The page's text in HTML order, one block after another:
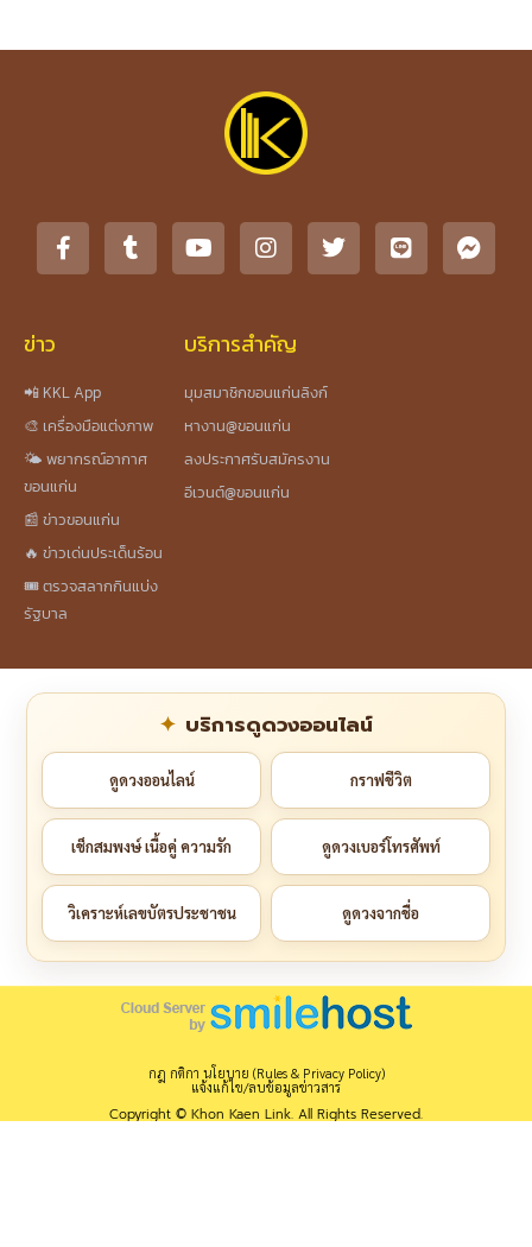
ข่าว
📲 KKL App
🎨 เครื่องมือแต่งภาพ
🌤️ พยากรณ์อากาศ
ขอนแก่น
📰 ข่าวขอนแก่น
🔥 ข่าวเด่นประเด็นร้อน
🎟️ ตรวจสลากกินแบ่ง
รัฐบาล
บริการสำคัญ
มุมสมาชิกขอนแก่นลิงก์
หางาน@ขอนแก่น
ลงประกาศรับสมัครงาน
อีเวนต์@ขอนแก่น
บริการดูดวงออนไลน์
ดูดวงออนไลน์ กราฟชีวิต
เช็กสมพงษ์ เนื้อคู่ ความรัก ดูดวงเบอร์โทรศัพท์
วิเคราะห์เลขบัตรประชาชน ดูดวงจากชื่อ
กฎ กติกา นโยบาย (Rules & Privacy Policy)
แจ้งแก้ไข/ลบข้อมูลข่าวสาร
Copyright © Khon Kaen Link. All Rights Reserved.